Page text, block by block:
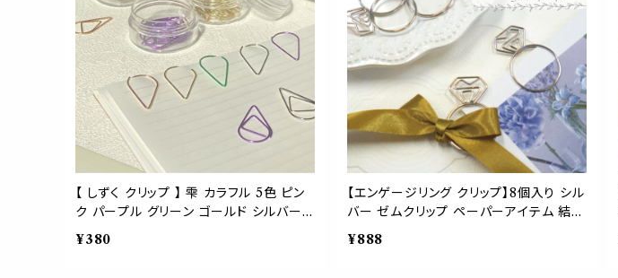
【 しずく クリップ 】 雫 カラフル 5色 ピン
ク パープル グリーン ゴールド シルバー
ゼムクリップ 文房具 バインダー ノート オ
フィス ペーパー アイテム ブライダル モチ
¥380
【エンゲージリング クリップ】8個入り シル
バー ゼムクリップ ペーパーアイテム 結婚
式 招待状 ウェディング ネームカード 事
務用品 プランナー ジュエリー 婚約 指輪
¥888